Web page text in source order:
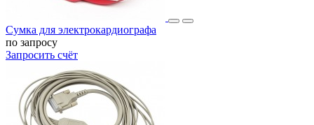
Сумка для электрокардиографа
по запросу
Запросить счёт